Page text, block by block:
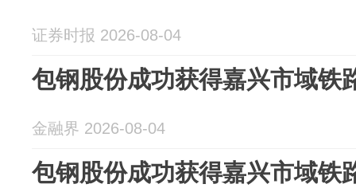
证券时报 2026-08-04
包钢股份成功获得嘉兴市域铁
金融界 2026-08-04
包钢股份成功获得嘉兴市域铁